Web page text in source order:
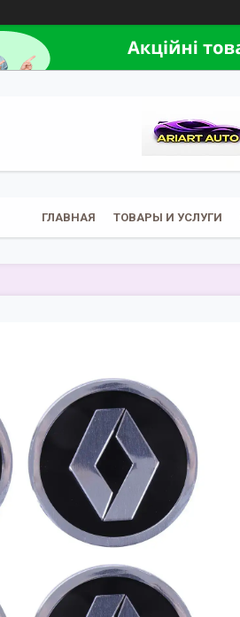
ГЛАВНАЯ ТОВАРЫ И УСЛУГИ